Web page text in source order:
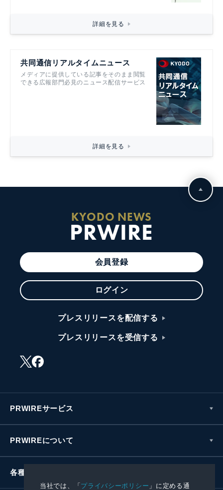
当社では、「プライバシーポリシー 」に定める通
詳細を見る
共同通信リアルタイムニュース
メディアに提供している記事をそのまま閲覧
できる広報部門必見のニュース配信サービス
詳細を見る
KYODO NEWS
PRWIRE
会員登録
ログイン
プレスリリースを配信する
プレスリリースを受信する
PRWIREサービス
PRWIREについて
各種お問い合わせ